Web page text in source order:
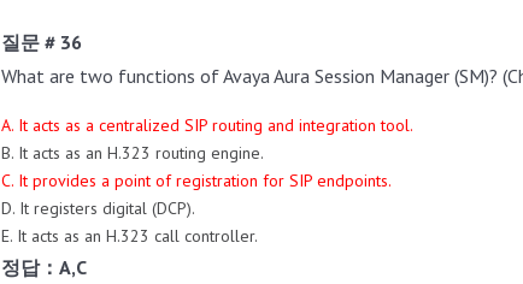
질문 # 36
What are two functions of Avaya Aura Session Manager (SM)?
A. It acts as a centralized SIP routing and integration tool.
B. It acts as an H.323 routing engine.
C. It provides a point of registration for SIP endpoints.
D. It registers digital (DCP).
E. It acts as an H.323 call controller.
정답：A,C